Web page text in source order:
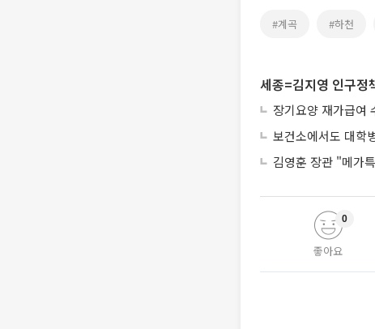
#계곡 #하천
세종=김지영 인구정
장기요양 재가급여
보건소에서도 대학
김영훈 장관 "메가
좋아요
0